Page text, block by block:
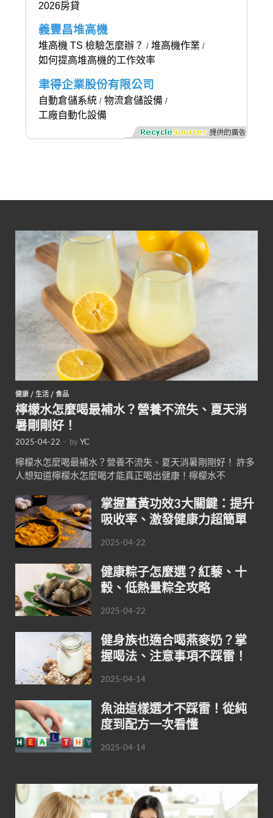
2026房貸
義豐昌堆高機
堆高機 TS 檢驗怎麼辦？ / 堆高機作業 /
如何提高堆高機的工作效率
聿得企業股份有限公司
自動倉儲系統/ 物流倉儲設備/
工廠自動化設備
健康 / 生活 / 食品
檸檬水怎麼喝最補水？營養不流失、夏天消
暑剛剛好！
2025-04-22 - byYC
檸檬水怎麼喝最補水？營養不流失、夏天消暑剛剛好！ 許多
人想知道檸檬水怎麼喝才能真正喝出健康！檸檬水不
掌握薑黃功效3大關鍵：提升
吸收率、激發健康力超簡單
2025-04-22
健康粽子怎麼選？紅藜、十
穀、低熱量粽全攻略
2025-04-22
健身族也適合喝燕麥奶？掌
握喝法、注意事項不踩雷！
2025-04-14
魚油這樣選才不踩雷！從純
度到配方一次看懂
2025-04-14